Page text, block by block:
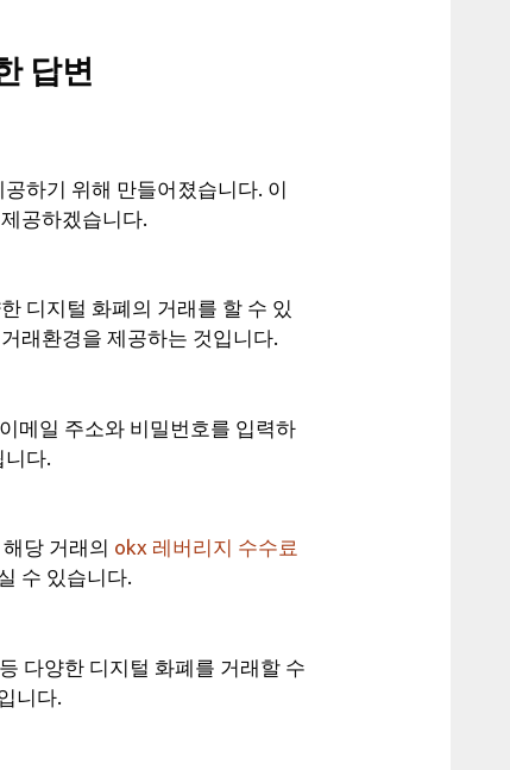
답변
하기 위해 만들어졌습니다. 이
공하겠습니다.
디지털 화폐의 거래를 할 수 있
래환경을 제공하는 것입니다.
메일 주소와 비밀번호를 입력하
다.
당 거래의 okx 레버리지 수수료
수 있습니다.
다양한 디지털 화폐를 거래할 수
니다.